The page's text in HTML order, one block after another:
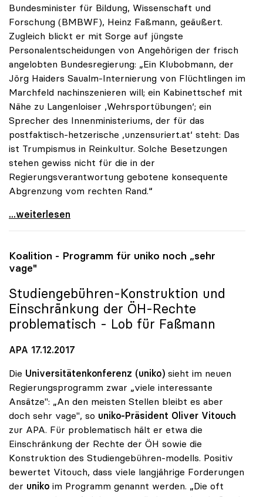
Bundesminister für Bildung, Wissenschaft und
Forschung (BMBWF), Heinz Faßmann, geäußert.
Zugleich blickt er mit Sorge auf jüngste
Personalentscheidungen von Angehörigen der frisch
angelobten Bundesregierung: „Ein Klubobmann, der
Jörg Haiders Saualm-Internierung von Flüchtlingen im
Marchfeld nachinszenieren will; ein Kabinettschef mit
Nähe zu Langenloiser ‚Wehrsportübungen‘; ein
Sprecher des Innenministeriums, der für das
postfaktisch-hetzerische ‚unzensuriert.at‘ steht: Das
ist Trumpismus in Reinkultur. Solche Besetzungen
stehen gewiss nicht für die in der
Regierungsverantwortung gebotene konsequente
Abgrenzung vom rechten Rand.“
Vitouch: Personalentscheidungen der
...weiterlesen
Koalition - Programm für uniko noch „sehr
vage"
Studiengebühren-Konstruktion und
Einschränkung der ÖH-Rechte
problematisch - Lob für Faßmann
APA 17.12.2017
Die Universitätenkonferenz (uniko) sieht im neuen
Regierungsprogramm zwar „viele interessante
Ansätze": „An den meisten Stellen bleibt es aber
doch sehr vage", so uniko-Präsident Oliver Vitouch
zur APA. Für problematisch hält er etwa die
Einschränkung der Rechte der ÖH sowie die
Konstruktion des Studiengebühren-modells. Positiv
bewertet Vitouch, dass viele langjährige Forderungen
der uniko im Programm genannt werden. „Die oft